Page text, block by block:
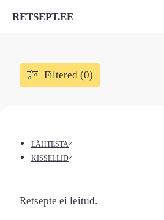
RETSEPT.EE
Filtered (0)
LÄHTESTA×
KISSELLID×
Retsepte ei leitud.